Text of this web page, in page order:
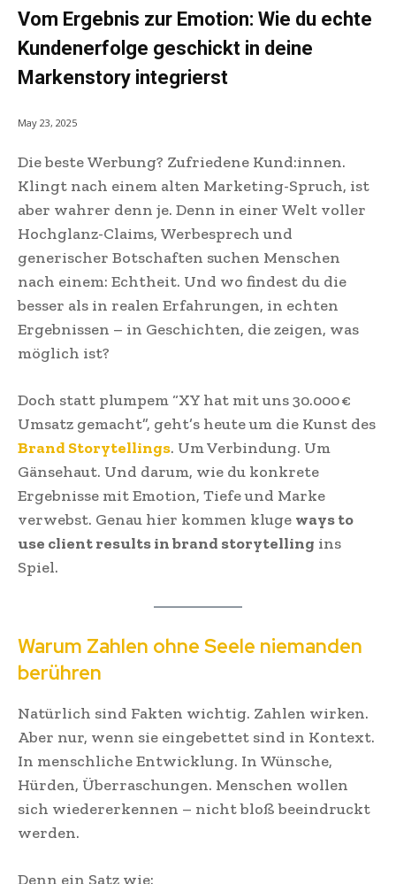
Vom Ergebnis zur Emotion: Wie du echte
Kundenerfolge geschickt in deine
Markenstory integrierst
May 23, 2025
Die beste Werbung? Zufriedene Kund:innen.
Klingt nach einem alten Marketing-Spruch, ist
aber wahrer denn je. Denn in einer Welt voller
Hochglanz-Claims, Werbesprech und
generischer Botschaften suchen Menschen
nach einem: Echtheit. Und wo findest du die
besser als in realen Erfahrungen, in echten
Ergebnissen – in Geschichten, die zeigen, was
möglich ist?
Doch statt plumpem “XY hat mit uns 30.000 €
Umsatz gemacht”, geht’s heute um die Kunst des
Brand Storytellings. Um Verbindung. Um
Gänsehaut. Und darum, wie du konkrete
Ergebnisse mit Emotion, Tiefe und Marke
verwebst. Genau hier kommen kluge ways to
use client results in brand storytelling ins
Spiel.
Warum Zahlen ohne Seele niemanden
berühren
Natürlich sind Fakten wichtig. Zahlen wirken.
Aber nur, wenn sie eingebettet sind in Kontext.
In menschliche Entwicklung. In Wünsche,
Hürden, Überraschungen. Menschen wollen
sich wiedererkennen – nicht bloß beeindruckt
werden.
Denn ein Satz wie: